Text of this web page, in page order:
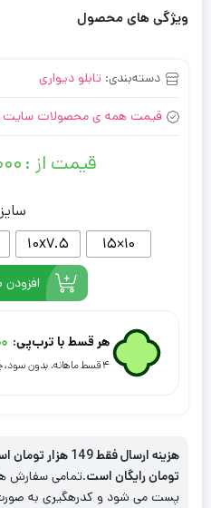
ویژگی های محصول
دسته‌بندی: تابلو دیواری
قیمت همه ی محصولات سایت
قیمت از :
سایز
۱۰×۱۵
10x7.5
هر قسط با ترب‌پی:
۴ قسط ماهانه. بدون سود، چک و ضامن.
تومان رایگان است.تمامی سفارش
پست می شود و کدرهگیری به